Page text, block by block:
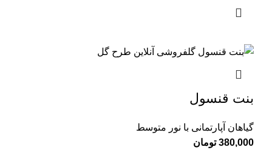
بنت قنسول
گیاهان آپارتمانی با نور متوسط
380,000 تومان